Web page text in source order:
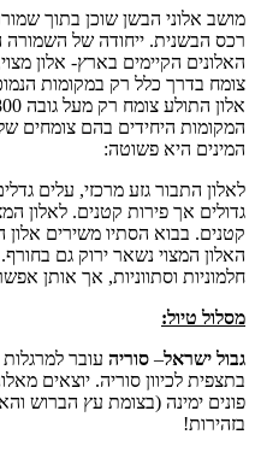
מושב אלוני הבשן שוכן בתוך
רכס הבשנית. ייחודה של
האלונים הקיימים בארץ- אלון
המקומות היחידים בהם צומחים
המינים היא פשוטה:
לאלון התבור גזע מרכזי, עלים
גדולים אך פירות קטנים. לאלון
קטנים. בבוא הסתיו משירים אלון
האלון המצוי נשאר ירוק גם
חלמוניות וסתווניות, אך אותן
מסלול טיול:
גבול ישראל– סוריה עובר
פונים ימינה (בצומת עץ הברוש
בזהירות!